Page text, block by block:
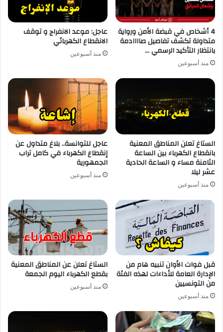
4 أشخاص في قبضة الأمن ورواية
متداولة تكشف تفاصيل صاااادمة
بانتظار التأكيد الرسمي …
منذ أسبوعين
عاجل: موعد الانفراج و توقف
الانقطاع الكهربائي
منذ أسبوعين
الستاغ تعلن المناطق المعنية
بانقطاع الكهرباء بين الساعة
الثامنة مساء و الساعة الحادية
عشر ليلا
منذ أسبوعين
عاجل للتوانسة.. بلاغ متداول عن
إنقطاع الكهرباء في كامل تراب
الجمهورية
منذ أسبوعين
قبل فوات الأوان تنبيه هام من
الإدارة العامة للأداءات لهذه الفئة
من التونسيين
منذ أسبوعين
الستاغ تعلن عن المناطق المعنية
بقطع الكهرباء اليوم الجمعة
منذ أسبوعين